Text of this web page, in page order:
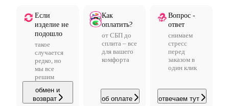
Если
изделие не
подошло
такое
случается
редко, но
мы все
решим
обмен и
возврат
Как
оплатить?
от СБП до
сплита – все
для вашего
комфорта
об оплате
Вопрос -
ответ
снимаем
стресс
перед
заказом в
один клик
отвечаем тут